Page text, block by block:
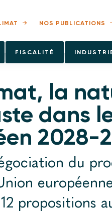
NOS PUBLICATIONS
FISCALITÉ
la
dans
2028-
du
propositions